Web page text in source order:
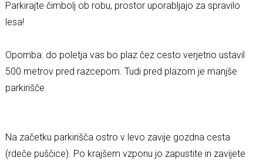
Parkirajte čimbolj ob robu, prostor uporabljajo za spravilo
lesa!
Opomba: do poletja vas bo plaz čez cesto verjetno ustavil
500 metrov pred razcepom. Tudi pred plazom je manjše
parkirišče.
Na začetku parkirišča ostro v levo zavije gozdna cesta
(rdeče puščice). Po krajšem vzponu jo zapustite in zavijete